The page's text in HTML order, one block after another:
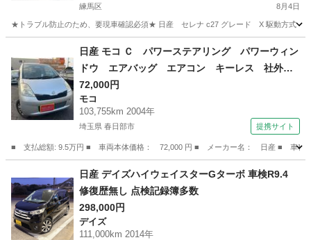
練馬区 8月4日
★トラブル防止のため、要現車確認必須★ 日産 セレナ c27 グレード X 駆動方式
セレナ
日産 モコ Ｃ パワーステアリング パワーウィン
ドウ エアバッグ エアコン キーレス 社外ナ
ビ ＣＤ ＤＶＤ ＥＴＣ 社外ＡＷ （検9.12）
72,000円
モコ
103,755km 2004年
埼玉県 春日部市 提携サイト
■ 支払総額: 9.5万円 ■ 車両本体価格： 72,000 円 ■ メーカー名： 日産 ■ 車
モコ
日産 デイズハイウェイスターGターボ 車検R9.4
修復歴無し 点検記録簿多数
298,000円
デイズ
111,000km 2014年